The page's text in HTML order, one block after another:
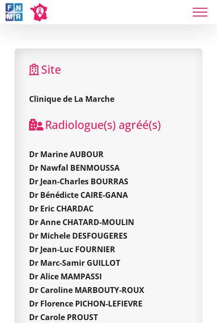
Skip
to
Site
Clinique de La Marche
Radiologue(s) agréé(s)
Dr Marine AUBOUR
Dr Nawfal BENMOUSSA
Dr Jean-Charles BOURRAS
Dr Bénédicte CAIRE-GANA
Dr Eric CHARDAC
Dr Anne CHATARD-MOULIN
Dr Michele DESFOUGERES
Dr Jean-Luc FOURNIER
Dr Marc-Samir GUILLOT
Dr Alice MAMPASSI
Dr Caroline MARBOUTY-ROUX
Dr Florence PICHON-LEFIEVRE
Dr Carole PROUST